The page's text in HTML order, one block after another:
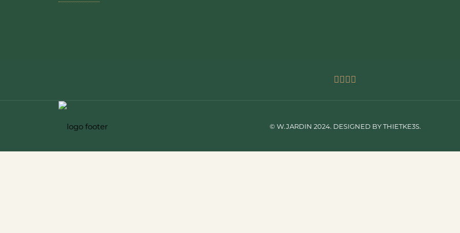
© W.JARDIN 2024. DESIGNED BY THIETKE3S.